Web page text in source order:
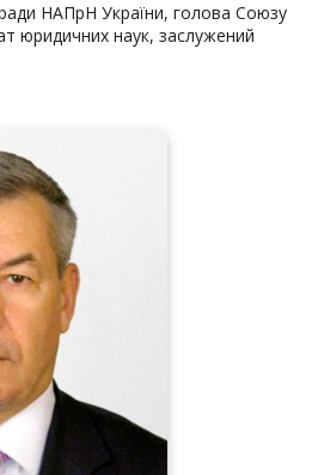
НАПрН України, голова Союзу
юридичних наук, заслужений